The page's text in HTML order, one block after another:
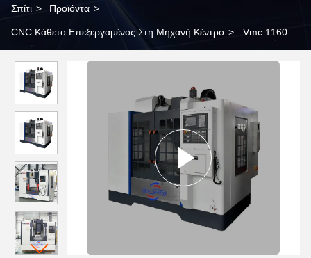
Σπίτι > Προϊόντα >
CNC Κάθετο Επεξεργαμένος Στη Μηχανή Κέντρο > Vmc 1160
μεταλλική επεξεργασία στρογγυλοτροχείο αυτόματο